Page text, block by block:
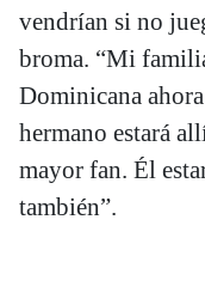
vendrían si no
broma. “Mi
Dominicana
hermano estará
mayor fan. Él
también”.